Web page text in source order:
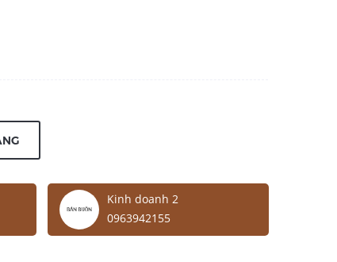
Kinh doanh 2
0963942155